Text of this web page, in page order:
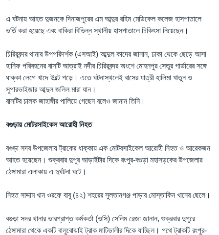
এ ঘটনায় আহত দুজনকে দিনাজপুরের এম আব্দুর রহিম মেডিকেল কলেজ হাসপাতালে
ভর্তি করা হয়েছে এবং বাকিরা বিভিন্ন স্থানীয় হাসপাতালে চিকিৎসা নিয়েছেন।
চিরিরবন্দর থানার উপপরিদর্শক (এসআই) আব্দুল কাদের জানান, ঢাকা থেকে ছেড়ে আসা
হানিফ পরিবহনের বাসটি আত্রাই নদীর চিরিরবন্দর অংশে মোহনপুর সেতুর গার্ডারের সঙ্গে
ধাক্কা লেগে খাদে উল্টে পড়ে। এতে ঘটনাস্থলেই বাসের যাত্রী হালিমা খাতুন ও
সুপারভাইজার আব্দুল জলিল মারা যান।
বাসটির চালক জাহাঙ্গীর পালিয়ে গেছেন বলেও জানান তিনি।
বগুড়ায় মোটরসাইকেল আরোহী নিহত
বগুড়া সদর উপজেলায় ট্রাকের ধাক্কায় এক মোটরসাইকেল আরোহী নিহত ও আরেকজন
আহত হয়েছেন। শুক্রবার দুপুর আড়াইটার দিকে রংপুর-বগুড়া মহাসড়কের উপজেলার
ঠেঙ্গামারা এলাকায় এ দুর্ঘটনা ঘটে।
নিহত সাদ্দাম খান ওরফে বাবু (৪২) শহরের সুলতানগঞ্জ পাড়ার মোস্তাকিন খানের ছেলে।
বগুড়া সদর থানার ভারপ্রাপ্ত কর্মকর্তা (ওসি) সেলিম রেজা জানান, শুক্রবার দুপুরে
ঠেঙ্গামারা থেকে একটি বালুবোঝাই ট্রাক মাটিডালীর দিকে যাচ্ছিল। পথে ট্রাকটি রংপুর-